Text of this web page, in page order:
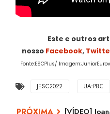
Este e outros
nosso Facebook,
Fonte:ESCPlus/
JESC2022 UA:PBC
[VÍDEO]